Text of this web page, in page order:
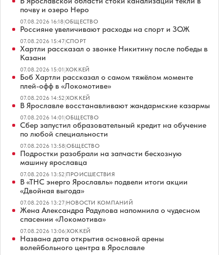
почву и озеро Неро
07.08.2026 16:18|ОБЩЕСТВО
Россияне увеличивают расходы на спорт и ЗОЖ
07.08.2026 15:47|СПОРТ
Хартли рассказал о звонке Никитину после победы в
Казани
07.08.2026 15:01|ХОККЕЙ
Боб Хартли рассказал о самом тяжёлом моменте
плей-офф в «Локомотиве»
07.08.2026 14:52|ХОККЕЙ
В Ярославле восстанавливают жандармские казармы
07.08.2026 14:01|ОБЩЕСТВО
Сбер запустил образовательный кредит на обучение
по любой специальности
07.08.2026 13:58|ОБЩЕСТВО
Подростки разобрали на запчасти бесхозную
машину ярославца
07.08.2026 13:52|ПРОИСШЕСТВИЯ
В «ТНС энерго Ярославль» подвели итоги акции
«Двойная выгода»
07.08.2026 13:27|НОВОСТИ КОМПАНИЙ
Жена Александра Радулова напомнила о чудесном
спасении «Локомотива»
07.08.2026 13:06|ХОККЕЙ
Названа дата открытия основной арены
волейбольного центра в Ярославле